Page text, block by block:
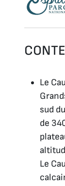
Le
sud
de
Le